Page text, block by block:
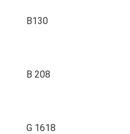
B130
B 208
G 1618